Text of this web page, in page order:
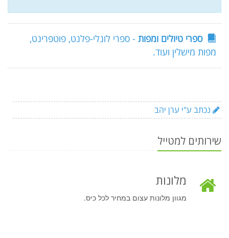
ספרי טיולים ומפות - ספרי לונלי-פלנט, פוטפרינט,
מפות מישלין ועוד.
נכתב ע"י ערן יהב
שירותים למטייל
מלונות
מגוון מלונות עצום במחיר לכל כיס.